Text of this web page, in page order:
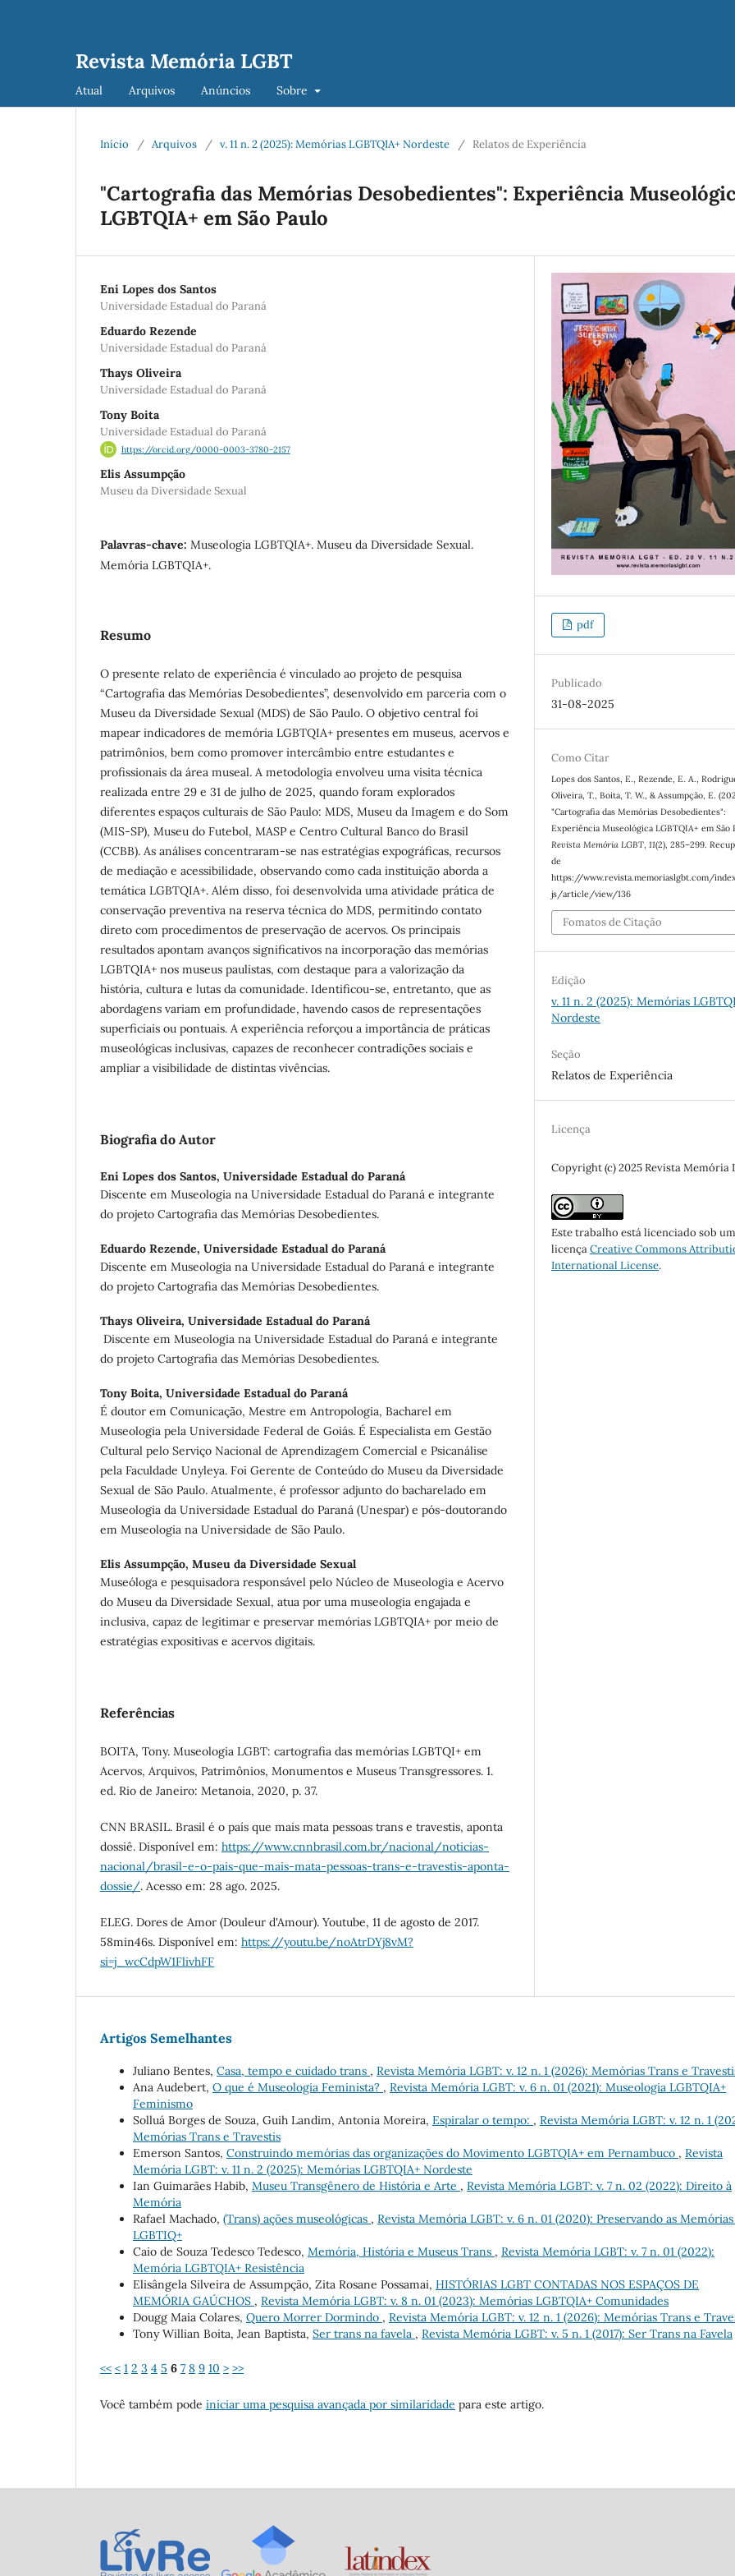
Revista Memória LGBT
Atual Arquivos Anúncios Sobre
Início / Arquivos / v. 11 n. 2 (2025): Memórias LGBTQIA+ Nordeste / Relatos de Experiência
"Cartografia das Memórias Desobedientes": Experiência
LGBTQIA+ em São Paulo
Eni Lopes dos Santos
Universidade Estadual do Paraná
Eduardo Rezende
Universidade Estadual do Paraná
Thays Oliveira
Universidade Estadual do Paraná
Tony Boita
Universidade Estadual do Paraná
https://orcid.org/0000-0003-3780-2157
Elis Assumpção
Museu da Diversidade Sexual
Palavras-chave: Museologia LGBTQIA+. Museu da Diversidade Sexual.
Memória LGBTQIA+.
Resumo
O presente relato de experiência é vinculado ao projeto de pesquisa
“Cartografia das Memórias Desobedientes”, desenvolvido em parceria com o
Museu da Diversidade Sexual (MDS) de São Paulo. O objetivo central foi
mapear indicadores de memória LGBTQIA+ presentes em museus, acervos e
patrimônios, bem como promover intercâmbio entre estudantes e
profissionais da área museal. A metodologia envolveu uma visita técnica
realizada entre 29 e 31 de julho de 2025, quando foram explorados
diferentes espaços culturais de São Paulo: MDS, Museu da Imagem e do Som
(MIS-SP), Museu do Futebol, MASP e Centro Cultural Banco do Brasil
(CCBB). As análises concentraram-se nas estratégias expográficas, recursos
de mediação e acessibilidade, observando como cada instituição aborda a
temática LGBTQIA+. Além disso, foi desenvolvida uma atividade prática de
conservação preventiva na reserva técnica do MDS, permitindo contato
direto com procedimentos de preservação de acervos. Os principais
resultados apontam avanços significativos na incorporação das memórias
LGBTQIA+ nos museus paulistas, com destaque para a valorização da
história, cultura e lutas da comunidade. Identificou-se, entretanto, que as
abordagens variam em profundidade, havendo casos de representações
superficiais ou pontuais. A experiência reforçou a importância de práticas
museológicas inclusivas, capazes de reconhecer contradições sociais e
ampliar a visibilidade de distintas vivências.
Biografia do Autor
Eni Lopes dos Santos, Universidade Estadual do Paraná
Discente em Museologia na Universidade Estadual do Paraná e integrante
do projeto Cartografia das Memórias Desobedientes.
Eduardo Rezende, Universidade Estadual do Paraná
Discente em Museologia na Universidade Estadual do Paraná e integrante
do projeto Cartografia das Memórias Desobedientes.
Thays Oliveira, Universidade Estadual do Paraná
Discente em Museologia na Universidade Estadual do Paraná e integrante
do projeto Cartografia das Memórias Desobedientes.
Tony Boita, Universidade Estadual do Paraná
É doutor em Comunicação, Mestre em Antropologia, Bacharel em
Museologia pela Universidade Federal de Goiás. É Especialista em Gestão
Cultural pelo Serviço Nacional de Aprendizagem Comercial e Psicanálise
pela Faculdade Unyleya. Foi Gerente de Conteúdo do Museu da Diversidade
Sexual de São Paulo. Atualmente, é professor adjunto do bacharelado em
Museologia da Universidade Estadual do Paraná (Unespar) e pós-doutorando
em Museologia na Universidade de São Paulo.
Elis Assumpção, Museu da Diversidade Sexual
Museóloga e pesquisadora responsável pelo Núcleo de Museologia e Acervo
do Museu da Diversidade Sexual, atua por uma museologia engajada e
inclusiva, capaz de legitimar e preservar memórias LGBTQIA+ por meio de
estratégias expositivas e acervos digitais.
Referências
BOITA, Tony. Museologia LGBT: cartografia das memórias LGBTQI+ em
Acervos, Arquivos, Patrimônios, Monumentos e Museus Transgressores. 1.
ed. Rio de Janeiro: Metanoia, 2020, p. 37.
CNN BRASIL. Brasil é o país que mais mata pessoas trans e travestis, aponta
dossiê. Disponível em: https://www.cnnbrasil.com.br/nacional/noticias-
nacional/brasil-e-o-pais-que-mais-mata-pessoas-trans-e-travestis-aponta-
dossie/. Acesso em: 28 ago. 2025.
ELEG. Dores de Amor (Douleur d'Amour). Youtube, 11 de agosto de 2017.
58min46s. Disponível em: https://youtu.be/noAtrDYj8vM?
si=j_wcCdpW1FlivhFF
pdf
Publicado
31-08-2025
Como Citar
Lopes dos Santos, E., Rezende, E. A.,
Oliveira, T., Boita, T. W., & Assumpção, E.
"Cartografia das Memórias Desobedientes":
Experiência Museológica LGBTQIA+ em São
Revista Memória LGBT ,11(2), 285–299.
de
https://www.revista.memoriaslgbt.com/
js/article/view/136
Fomatos de Citação
Edição
v. 11 n. 2 (2025): Memórias
Nordeste
Seção
Relatos de Experiência
Licença
Copyright (c) 2025 Revista Memória
Este trabalho está licenciado sob
licençaCreative Commons
International License.
Artigos Semelhantes
Juliano Bentes, Casa, tempo e cuidado trans , Revista Memória LGBT: v. 12 n. 1 (2026): Memórias Trans e
Ana Audebert, O que é Museologia Feminista? , Revista Memória LGBT: v. 6 n. 01 (2021): Museologia LGBTQIA+
Feminismo
Solluá Borges de Souza, Guih Landim, Antonia Moreira, Espiralar o tempo: , Revista Memória LGBT: v. 12 n. 1
Memórias Trans e Travestis
Emerson Santos, Construindo memórias das organizações do Movimento LGBTQIA+ em Pernambuco , Revista
Memória LGBT: v. 11 n. 2 (2025): Memórias LGBTQIA+ Nordeste
Ian Guimarães Habib, Museu Transgênero de História e Arte , Revista Memória LGBT: v. 7 n. 02 (2022): Direito à
Memória
Rafael Machado, (Trans) ações museológicas , Revista Memória LGBT: v. 6 n. 01 (2020): Preservando as
LGBTIQ+
Caio de Souza Tedesco Tedesco, Memória, História e Museus Trans , Revista Memória LGBT: v. 7 n. 01 (2022):
Memória LGBTQIA+ Resistência
Elisângela Silveira de Assumpção, Zita Rosane Possamai, HISTÓRIAS LGBT CONTADAS NOS ESPAÇOS DE
MEMÓRIA GAÚCHOS , Revista Memória LGBT: v. 8 n. 01 (2023): Memórias LGBTQIA+ Comunidades
Dougg Maia Colares, Quero Morrer Dormindo , Revista Memória LGBT: v. 12 n. 1 (2026): Memórias Trans e
Tony Willian Boita, Jean Baptista, Ser trans na favela , Revista Memória LGBT: v. 5 n. 1 (2017): Ser Trans na Favela
<< < 1 2 3 4 5 6 7 8 9 10 > >>
Você também pode iniciar uma pesquisa avançada por similaridade para este artigo.